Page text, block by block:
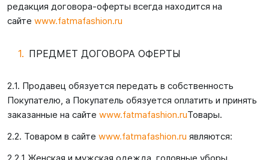
редакция договора-оферты всегда находится на
сайте www.fatmafashion.ru
ПРЕДМЕТ ДОГОВОРА ОФЕРТЫ
2.1. Продавец обязуется передать в собственность
Покупателю, а Покупатель обязуется оплатить и принять
заказанные на сайте www.fatmafashion.ruТовары.
2.2. Товаром в сайте www.fatmafashion.ru являются: